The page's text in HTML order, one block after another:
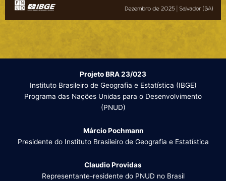
Projeto BRA 23/023
Instituto Brasileiro de Geografia e Estatística (IBGE)
Programa das Nações Unidas para o Desenvolvimento
(PNUD)
Márcio Pochmann
Presidente do Instituto Brasileiro de Geografia e Estatística
Claudio Providas
Representante-residente do PNUD no Brasil